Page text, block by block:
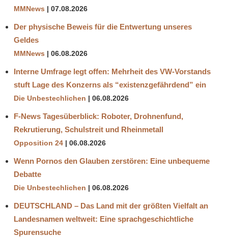
MMNews 07.08.2026
Der physische Beweis für die Entwertung unseres
Geldes
MMNews 06.08.2026
Interne Umfrage legt offen: Mehrheit des VW-Vorstands
stuft Lage des Konzerns als “existenzgefährdend” ein
Die Unbestechlichen 06.08.2026
F-News Tagesüberblick: Roboter, Drohnenfund,
Rekrutierung, Schulstreit und Rheinmetall
Opposition 24 06.08.2026
Wenn Pornos den Glauben zerstören: Eine unbequeme
Debatte
Die Unbestechlichen 06.08.2026
DEUTSCHLAND – Das Land mit der größten Vielfalt an
Landesnamen weltweit: Eine sprachgeschichtliche
Spurensuche